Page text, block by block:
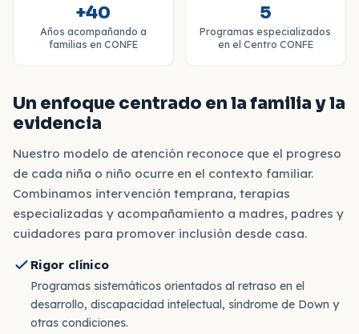
+40
Años acompañando a
familias en CONFE
5
Programas especializados
en el Centro CONFE
Un enfoque centrado en la familia y la
evidencia
Nuestro modelo de atención reconoce que el progreso
de cada niña o niño ocurre en el contexto familiar.
Combinamos intervención temprana, terapias
especializadas y acompañamiento a madres, padres y
cuidadores para promover inclusión desde casa.
Rigor clínico
Programas sistemáticos orientados al retraso en el
desarrollo, discapacidad intelectual, síndrome de Down y
otras condiciones.